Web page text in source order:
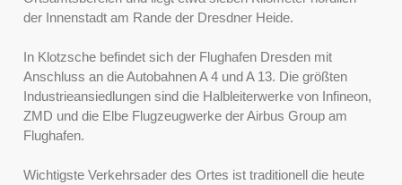
der Innenstadt am Rande der Dresdner Heide.
In Klotzsche befindet sich der Flughafen Dresden mit
Anschluss an die Autobahnen A 4 und A 13. Die größten
Industrieansiedlungen sind die Halbleiterwerke von Infineon,
ZMD und die Elbe Flugzeugwerke der Airbus Group am
Flughafen.
Wichtigste Verkehrsader des Ortes ist traditionell die heute